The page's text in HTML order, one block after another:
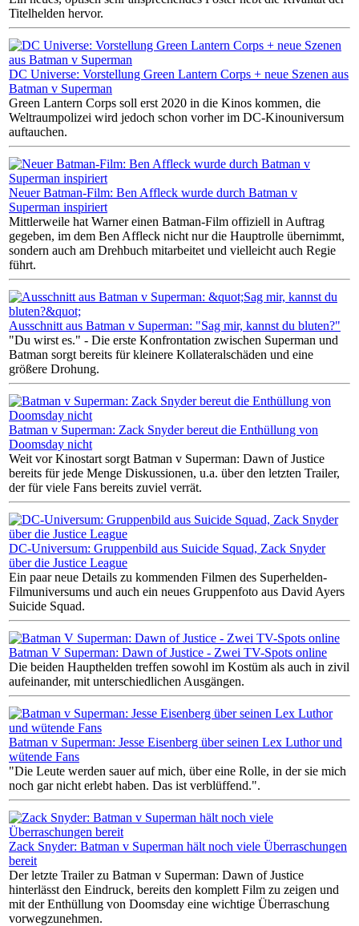
Titelhelden hervor.
DC Universe: Vorstellung Green Lantern Corps + neue Szenen aus
Batman v Superman
Green Lantern Corps soll erst 2020 in die Kinos kommen, die
Weltraumpolizei wird jedoch schon vorher im DC-Kinouniversum
auftauchen.
Neuer Batman-Film: Ben Affleck wurde durch Batman v
Superman inspiriert
Mittlerweile hat Warner einen Batman-Film offiziell in Auftrag
gegeben, im dem Ben Affleck nicht nur die Hauptrolle übernimmt,
sondern auch am Drehbuch mitarbeitet und vielleicht auch Regie
führt.
Ausschnitt aus Batman v Superman: "Sag mir, kannst du bluten?"
"Du wirst es." - Die erste Konfrontation zwischen Superman und
Batman sorgt bereits für kleinere Kollateralschäden und eine
größere Drohung.
Batman v Superman: Zack Snyder bereut die Enthüllung von
Doomsday nicht
Weit vor Kinostart sorgt Batman v Superman: Dawn of Justice
bereits für jede Menge Diskussionen, u.a. über den letzten Trailer,
der für viele Fans bereits zuviel verrät.
DC-Universum: Gruppenbild aus Suicide Squad, Zack Snyder
über die Justice League
Ein paar neue Details zu kommenden Filmen des Superhelden-
Filmuniversums und auch ein neues Gruppenfoto aus David Ayers
Suicide Squad.
Batman V Superman: Dawn of Justice - Zwei TV-Spots online
Die beiden Haupthelden treffen sowohl im Kostüm als auch in zivil
aufeinander, mit unterschiedlichen Ausgängen.
Batman v Superman: Jesse Eisenberg über seinen Lex Luthor und
wütende Fans
"Die Leute werden sauer auf mich, über eine Rolle, in der sie mich
noch gar nicht erlebt haben. Das ist verblüffend.".
Zack Snyder: Batman v Superman hält noch viele Überraschungen
bereit
Der letzte Trailer zu Batman v Superman: Dawn of Justice
hinterlässt den Eindruck, bereits den komplett Film zu zeigen und
mit der Enthüllung von Doomsday eine wichtige Überraschung
vorwegzunehmen.